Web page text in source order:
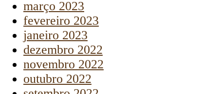
março 2023
fevereiro 2023
janeiro 2023
dezembro 2022
novembro 2022
outubro 2022